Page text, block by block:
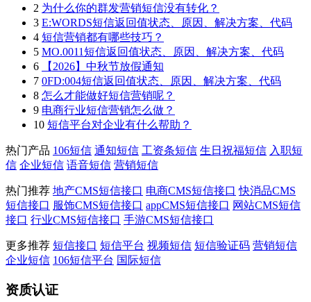
2 为什么你的群发营销短信没有转化？
3 E:WORDS短信返回值状态、原因、解决方案、代码
4 短信营销都有哪些技巧？
5 MO.0011短信返回值状态、原因、解决方案、代码
6
【2026】中秋节放假通知
7 0FD:004短信返回值状态、原因、解决方案、代码
8 怎么才能做好短信营销呢？
9 电商行业短信营销怎么做？
10 短信平台对企业有什么帮助？
热门产品 106短信 通知短信 工资条短信 生日祝福短信 入职短
信 企业短信 语音短信 营销短信
热门推荐 地产CMS短信接口 电商CMS短信接口 快消品CMS
短信接口 服饰CMS短信接口 appCMS短信接口 网站CMS短信
接口 行业CMS短信接口 手游CMS短信接口
更多推荐 短信接口 短信平台 视频短信 短信验证码 营销短信
企业短信 106短信平台 国际短信
资质认证